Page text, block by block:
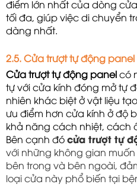
điểm lớn nhất của dòng
tối đa, giúp việc di chuyển
dàng nhất.
2.5. Cửa trượt tự động panel
Cửa trượt tự động panel có
tự với cửa kính đóng mở tự
nhiên khác biệt ở vật liệu
ưu điểm hơn cửa kính ở độ
khả năng cách nhiệt, cách
Bên cạnh đó cửa trượt tự
với những không gian
bên trong và bên ngoài,
loại cửa này phổ biến tại